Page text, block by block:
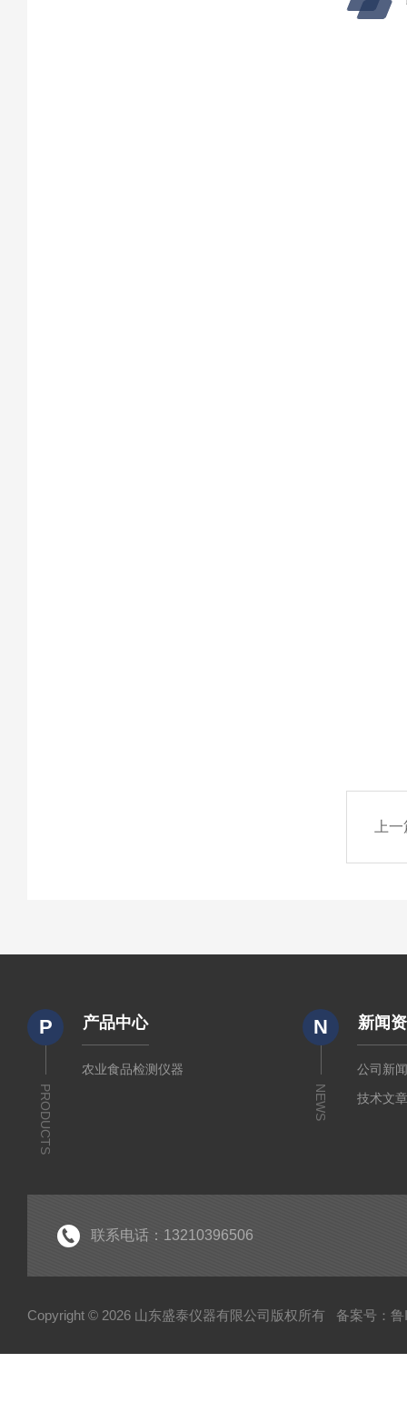
上
P
PRODUCTS
产品中心
农业食品检测仪器
N
NEWS
新闻
公司新
技术文
联系电话：13210396506
Copyright © 2026 山东盛泰仪器有限公司版权所有 备案号：